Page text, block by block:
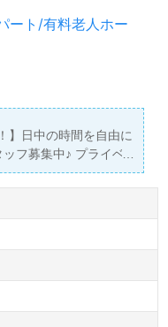
ート/有料老人ホー
】日中の時間を自由に
フ募集中♪ プライベ
迎！資格を活かしな
仕事できます。 ★正社
任のスタッフも、正
が充実